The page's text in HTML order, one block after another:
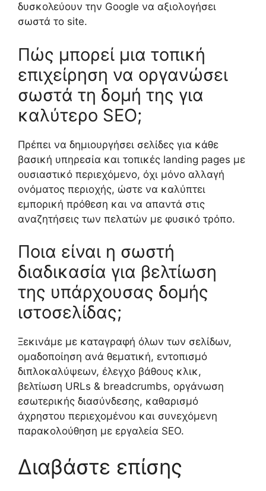
δυσκολεύουν την Google να αξιολογήσει
σωστά το site.
Πώς μπορεί μια τοπική
επιχείρηση να οργανώσει
σωστά τη δομή της για
καλύτερο SEO;
Πρέπει να δημιουργήσει σελίδες για κάθε
βασική υπηρεσία και τοπικές landing pages με
ουσιαστικό περιεχόμενο, όχι μόνο αλλαγή
ονόματος περιοχής, ώστε να καλύπτει
εμπορική πρόθεση και να απαντά στις
αναζητήσεις των πελατών με φυσικό τρόπο.
Ποια είναι η σωστή
διαδικασία για βελτίωση
της υπάρχουσας δομής
ιστοσελίδας;
Ξεκινάμε με καταγραφή όλων των σελίδων,
ομαδοποίηση ανά θεματική, εντοπισμό
διπλοκαλύψεων, έλεγχο βάθους κλικ,
βελτίωση URLs & breadcrumbs, οργάνωση
εσωτερικής διασύνδεσης, καθαρισμό
άχρηστου περιεχομένου και συνεχόμενη
παρακολούθηση με εργαλεία SEO.
Διαβάστε επίσης